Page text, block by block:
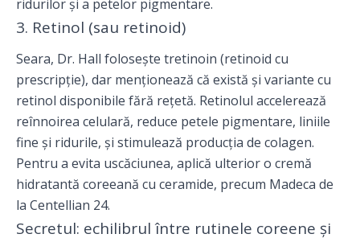
ridurilor și a petelor pigmentare.
3. Retinol (sau retinoid)
Seara, Dr. Hall folosește tretinoin (retinoid cu
prescripție), dar menționează că există și variante cu
retinol disponibile fără rețetă. Retinolul accelerează
reînnoirea celulară, reduce petele pigmentare, liniile
fine și ridurile, și stimulează producția de colagen.
Pentru a evita uscăciunea, aplică ulterior o cremă
hidratantă coreeană cu ceramide, precum Madeca de
la Centellian 24.
Secretul: echilibrul între rutinele coreene și